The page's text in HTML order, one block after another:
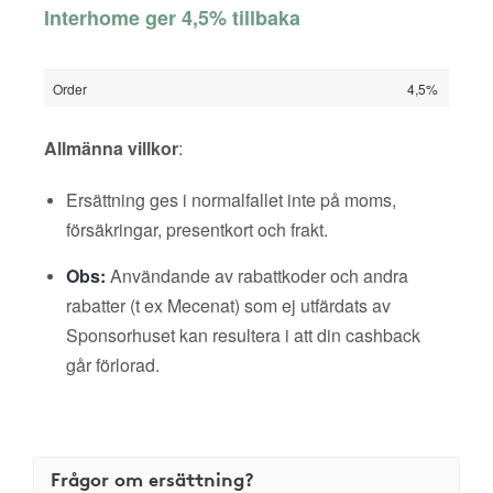
Interhome ger 4,5% tillbaka
Order 4,5%
Allmänna villkor:
Ersättning ges i normalfallet inte på moms,
försäkringar, presentkort och frakt.
Obs: Användande av rabattkoder och andra
rabatter (t ex Mecenat) som ej utfärdats av
Sponsorhuset kan resultera i att din cashback
går förlorad.
Frågor om ersättning?